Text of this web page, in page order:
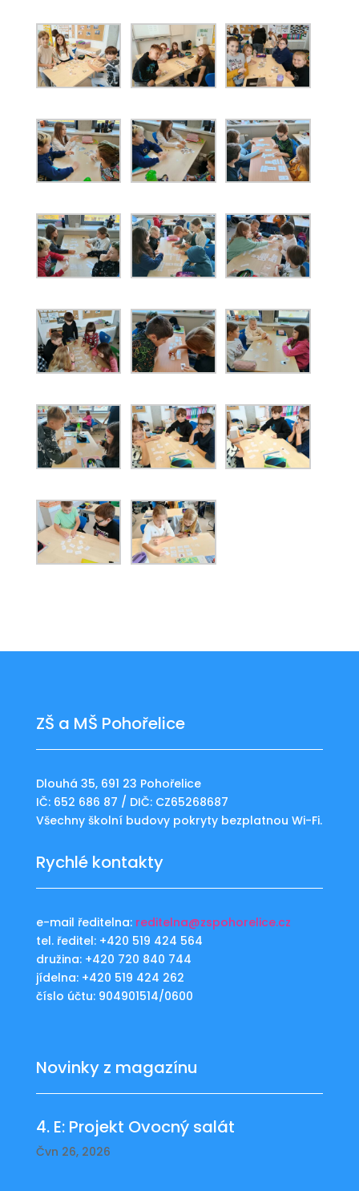
ZŠ a MŠ Pohořelice
Dlouhá 35, 691 23 Pohořelice
IČ: 652 686 87 / DIČ: CZ65268687
Všechny školní budovy pokryty bezplatnou Wi-Fi.
Rychlé kontakty
e-mail ředitelna: reditelna@zspohorelice.cz
tel. ředitel: +420 519 424 564
družina: +420 720 840 744
jídelna: +420 519 424 262
číslo účtu: 904901514/0600
Novinky z magazínu
4. E: Projekt Ovocný salát
Čvn 26, 2026